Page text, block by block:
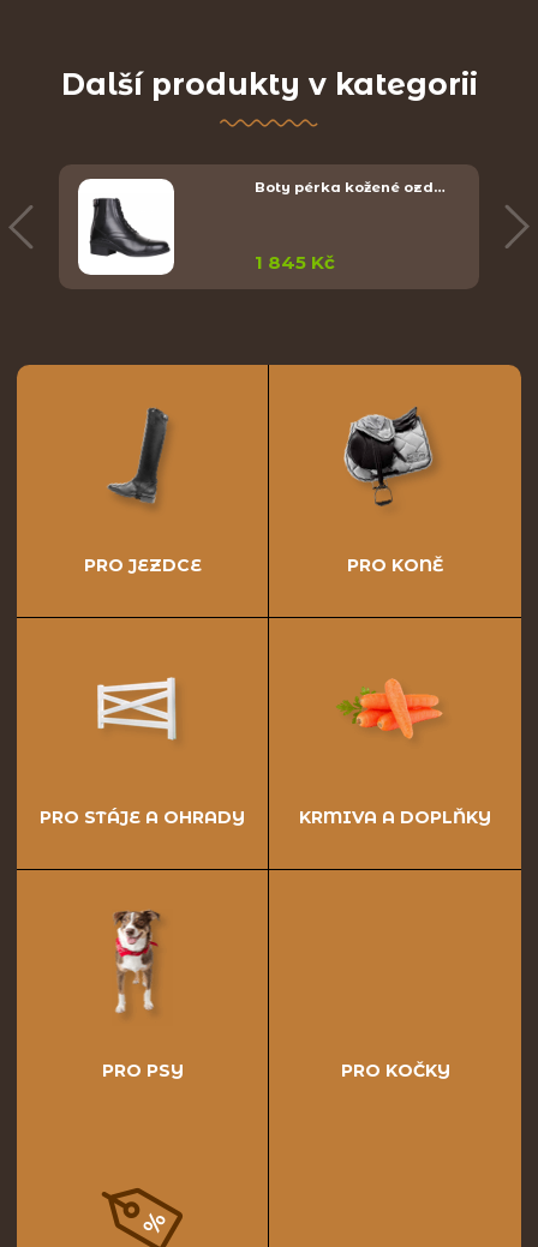
Další produkty v kategorii
Boty pérka kožené ozd…
1 845 Kč
PRO JEZDCE PRO KONĚ
PRO STÁJE A OHRADY KRMIVA A DOPLŇKY
PRO PSY PRO KOČKY